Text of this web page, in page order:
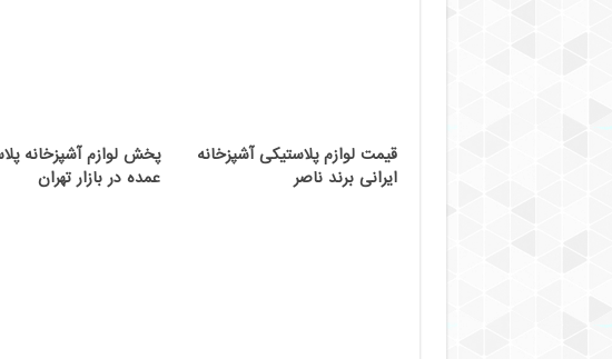
قیمت لوازم پلاستیکی آشپزخانه
ایرانی برند ناصر
پخش لوازم آشپزخانه
عمده در بازار تهران